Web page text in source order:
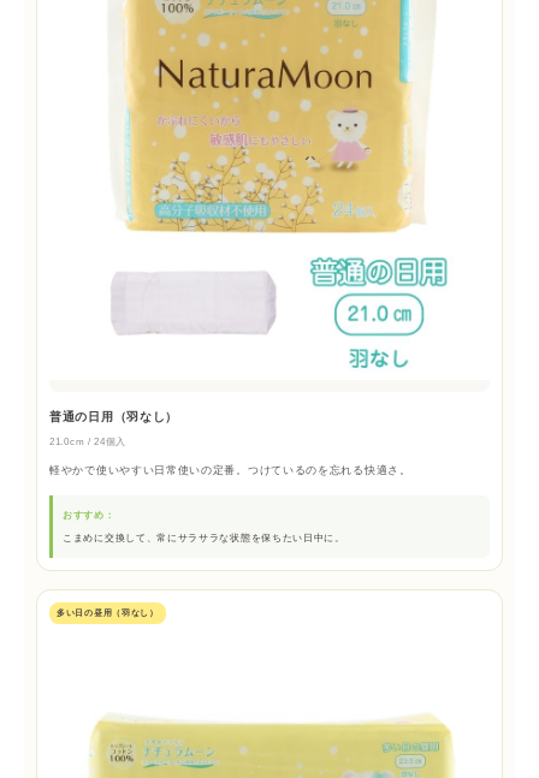
普通の日用（羽なし）
21.0cm / 24個入
軽やかで使いやすい日常使いの定番。つけているのを忘れる快適さ。
おすすめ：
こまめに交換して、常にサラサラな状態を保ちたい日中に。
多い日の昼用（羽なし）